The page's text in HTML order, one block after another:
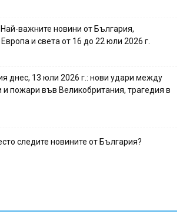
важните новини от България,
и света от 16 до 22 юли 2026 г.
днес, 13 юли 2026 г.: нови удари между
пожари във Великобритания, трагедия в
следите новините от България?